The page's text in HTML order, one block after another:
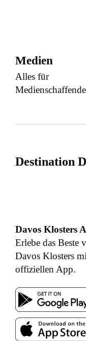
Medien
Alles für
Medienschaffende
Destination
Davos Klosters
Erlebe das Beste
Davos Klosters
offiziellen App.